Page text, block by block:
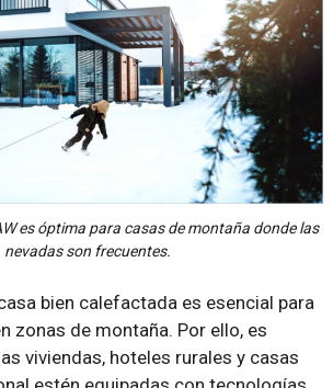
es óptima para casas de montaña donde las
nevadas son frecuentes.
bien calefactada es esencial para
zonas de montaña. Por ello, es
viviendas, hoteles rurales y casas